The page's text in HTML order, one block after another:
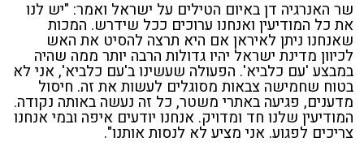
שר האנרגיה דן באיום הטילים על ישראל ואמר: "יש לנו
את כל המודיעין ואנחנו ערוכים ככל שידרש. המכות
שאנחנו ניתן לאיראן אם היא תרצה להסיט את האש
לכיוון מדינת ישראל יהיו גדולות הרבה יותר ממה שהיה
במבצע 'עם כלביא'. הפעולה שעשינו ב'עם כלביא', אני לא
בטוח שחמישה צבאות מסוגלים לעשות את זה. חיסול
מדענים, פגיעה באתרי משטר, כל זה נעשה באותה נקודה.
המודיעין שלנו חד ומדויק. אנחנו יודעים איפה ובמי אנחנו
צריכים לפגוע. אני מציע לא לנסות אותנו".